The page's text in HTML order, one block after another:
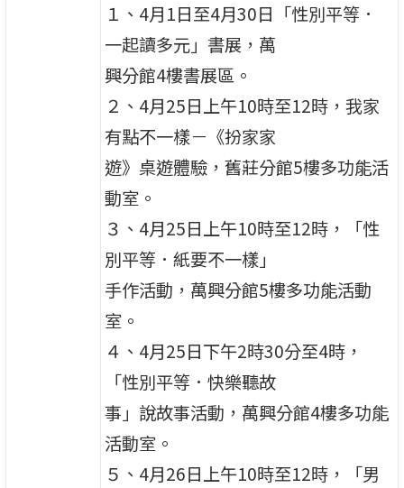
１、4月1日至4月30日「性別平等．
一起讀多元」書展，萬
興分館4樓書展區。
２、4月25日上午10時至12時，我家
有點不一樣－《扮家家
遊》桌遊體驗，舊莊分館5樓多功能活
動室。
３、4月25日上午10時至12時，「性
別平等．紙要不一樣」
手作活動，萬興分館5樓多功能活動
室。
４、4月25日下午2時30分至4時，
「性別平等．快樂聽故
事」說故事活動，萬興分館4樓多功能
活動室。
５、4月26日上午10時至12時，「男